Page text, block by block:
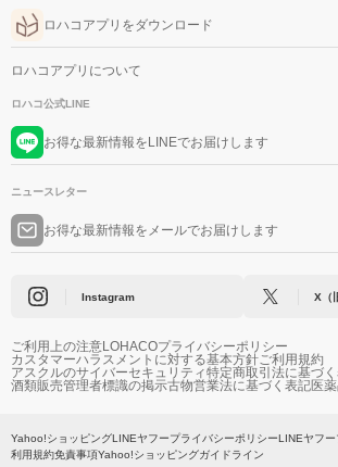
ロハコアプリをダウンロード
ロハコアプリについて
ロハコ公式LINE
お得な最新情報をLINEでお届けします
ニュースレター
お得な最新情報をメールでお届けします
Instagram X（
ご利用上の注意LOHACOプライバシーポリシー
カスタマーハラスメントに対する基本方針ご利用規約
アスクルのサイバーセキュリティ特定商取引法に基づ
酒類販売管理者標識の掲示古物営業法に基づく表記医
Yahoo!ショッピングLINEヤフープライバシーポリシーLINEヤフー
利用規約免責事項Yahoo!ショッピングガイドライン